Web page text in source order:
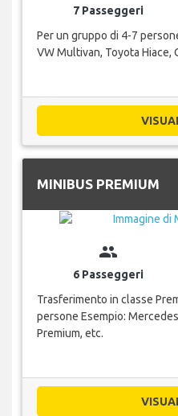
7 Passeggeri
Per un gruppo di 4-7
VW Multivan, Toyota Hiace,
MINIBUS PREMIUM
group
6 Passeggeri
Trasferimento in classe
persone Esempio:
Premium, etc.